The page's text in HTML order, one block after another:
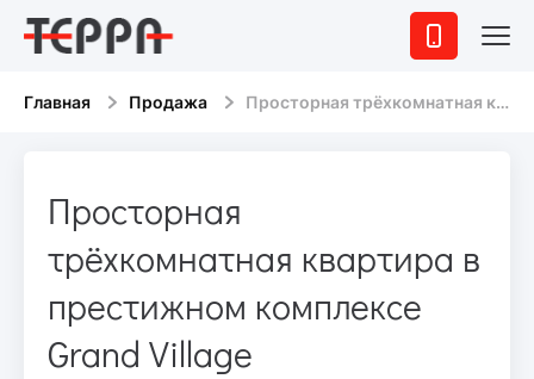
Главная Продажа Просторная трёхкомнатная квартира в престижном комплексе Grand Village
Просторная
трёхкомнатная квартира в
престижном комплексе
Grand Village